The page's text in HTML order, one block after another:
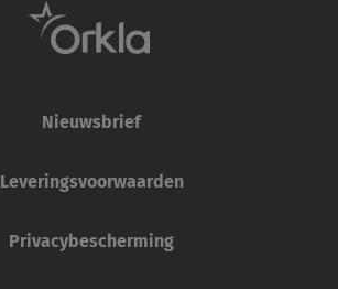
Nieuwsbrief
Leveringsvoorwaarden
Privacybescherming